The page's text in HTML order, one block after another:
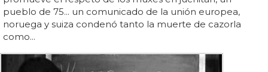
pueblo de 75... un comunicado de la unión europea,
noruega y suiza condenó tanto la muerte de cazorla
como...